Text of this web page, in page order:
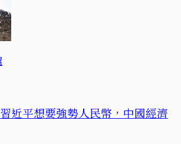
近平想要強勢人民幣，中國經濟